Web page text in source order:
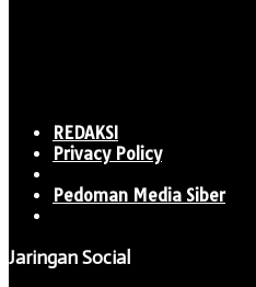
REDAKSI
Privacy Policy
Pedoman Media Siber
Jaringan Social